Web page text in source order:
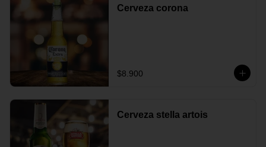
Cerveza corona
$8.900
Cerveza stella artois